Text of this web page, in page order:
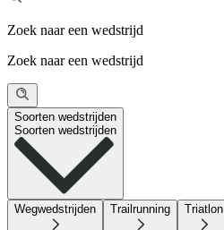
Zoek naar een wedstrijd
Zoek naar een wedstrijd
Soorten wedstrijden
Soorten wedstrijden
Wegwedstrijden Trailrunning Triatlon